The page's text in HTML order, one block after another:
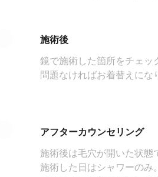
施術後
鏡で施術した箇所をチェッ
問題なければお着替えにな
アフターカウンセリング
施術後は毛穴が開いた状態
施術した日はシャワーのみ。